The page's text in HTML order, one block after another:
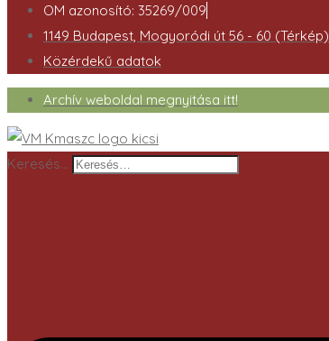
OM azonosító: 35269/009
1149 Budapest, Mogyoródi út 56 - 60 (Térkép)
Közérdekű adatok
Archív weboldal megnyitása itt!
Keresés…